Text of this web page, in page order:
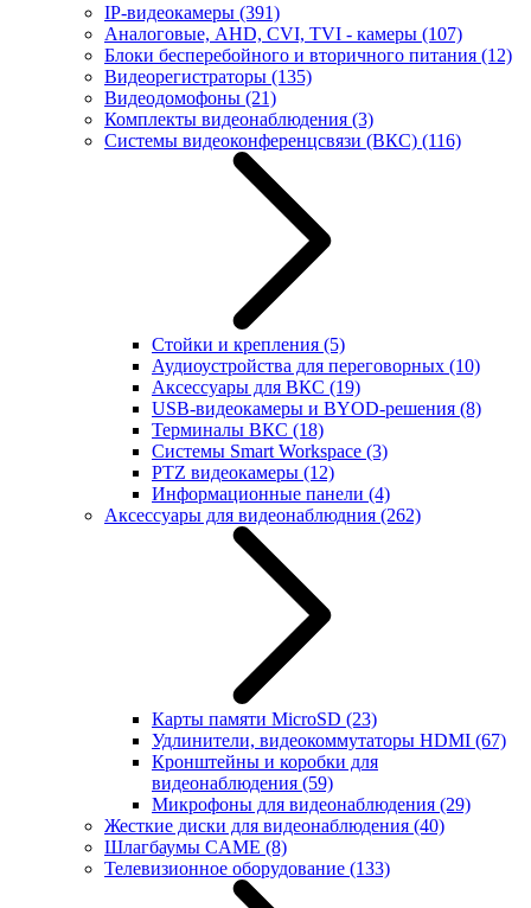
IP-видеокамеры (391)
Аналоговые, AHD, CVI, TVI - камеры (107)
Блоки бесперебойного и вторичного питания (12)
Видеорегистраторы (135)
Видеодомофоны (21)
Комплекты видеонаблюдения (3)
Системы видеоконференцсвязи (ВКС) (116)
Стойки и крепления (5)
Аудиоустройства для переговорных (10)
Аксессуары для ВКС (19)
USB-видеокамеры и BYOD-решения (8)
Терминалы ВКС (18)
Системы Smart Workspace (3)
PTZ видеокамеры (12)
Информационные панели (4)
Аксессуары для видеонаблюдния (262)
Карты памяти MicroSD (23)
Удлинители, видеокоммутаторы HDMI (67)
Кронштейны и коробки для
видеонаблюдения (59)
Микрофоны для видеонаблюдения (29)
Жесткие диски для видеонаблюдения (40)
Шлагбаумы CAME (8)
Телевизионное оборудование (133)